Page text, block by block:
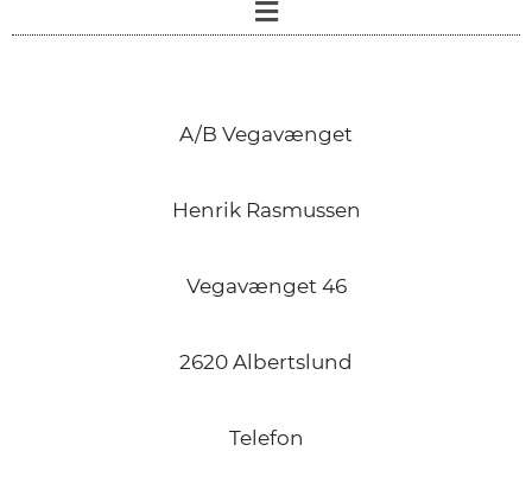
A/B Vegavænget
Henrik Rasmussen
Vegavænget 46
2620 Albertslund
Telefon